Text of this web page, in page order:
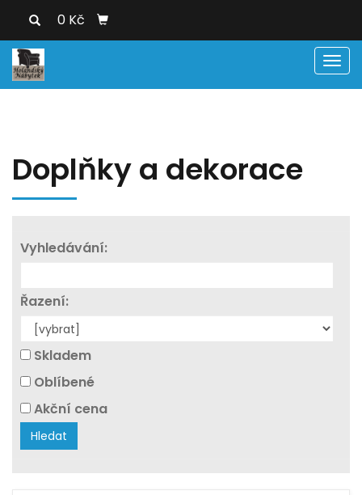
0 Kč
Doplňky a dekorace
Vyhledávání:
Řazení:
Skladem
Oblíbené
Akční cena
Hledat